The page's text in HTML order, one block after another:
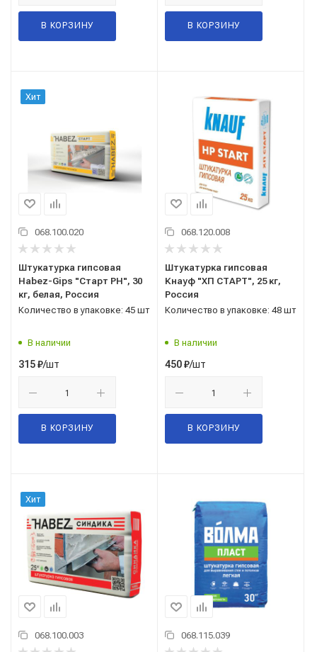
В КОРЗИНУ В КОРЗИНУ
Хит
068.100.020
Штукатурка гипсовая
Habez-Gips "Старт РН", 30
кг, белая, Россия
Количество в упаковке: 45 шт
В наличии
315₽/шт
В КОРЗИНУ
068.120.008
Штукатурка гипсовая
Кнауф "ХП СТАРТ", 25 кг,
Россия
Количество в упаковке: 48 шт
В наличии
450₽/шт
В КОРЗИНУ
Хит
068.100.003 068.115.039